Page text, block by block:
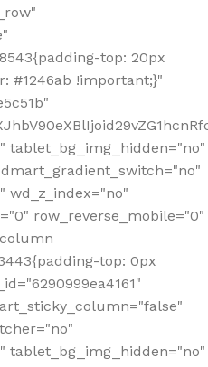
top: 20px
#1246ab !important;}"
tablet_bg_img_hidden="no"
wd_z_index="no"
row_reverse_mobile="0"
top: 0px
tablet_bg_img_hidden="no"